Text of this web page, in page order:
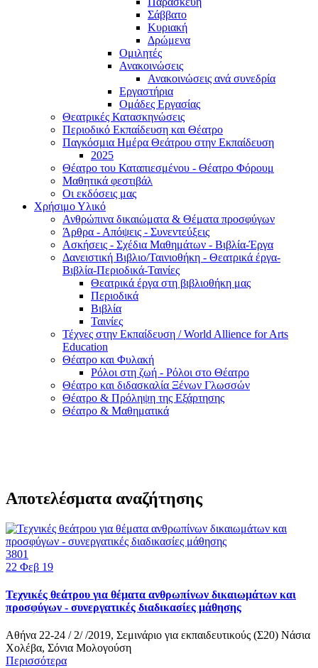
Σάββατο
Κυριακή
Δρώμενα
Ομιλητές
Ανακοινώσεις
Ανακοινώσεις ανά συνεδρία
Εργαστήρια
Ομάδες Εργασίας
Θεατρικές Κατασκηνώσεις
Περιοδικό Εκπαίδευση και Θέατρο
Παγκόσμια Ημέρα Θεάτρου στην Εκπαίδευση
2025
Θέατρο του Καταπιεσμένου - Θέατρο Φόρουμ
Μαθητικά φεστιβάλ
Οι εκδόσεις μας
Χρήσιμο Υλικό
Ανθρώπινα δικαιώματα & Θέματα προσφύγων
Άρθρα - Απόψεις - Συνεντεύξεις
Ασκήσεις - Σχέδια Μαθημάτων - Βιβλία-Έργα
Δανειστική Βιβλιο/Ταινιοθήκη - Θεατρικά έργα-
Βιβλία-Περιοδικά-Ταινίες
Θεατρικά έργα στη βιβλιοθήκη μας
Περιοδικά
Βιβλία
Ταινίες
Τέχνες στην Εκπαίδευση / World Allience for Arts
Education
Θέατρο και Φυλακή
Ρόλοι στη ζωή - Ρόλοι στο Θέατρο
Θέατρο και διδασκαλία Ξένων Γλωσσών
Θέατρο & Πρόληψη της Εξάρτησης
Θέατρο & Μαθηματικά
Αποτελέσματα αναζήτησης
3801
22 Φεβ 19
Τεχνικές θεάτρου για θέματα ανθρωπίνων δικαιωμάτων και
προσφύγων - συνεργατικές διαδικασίες μάθησης
Αθήνα 22-24 / 2/ /2019, Σεμινάριο για εκπαιδευτικούς (Σ20) Νάσια
Χολέβα, Σόνια Μολογούση
Περισσότερα